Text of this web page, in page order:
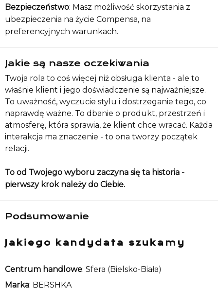
Bezpieczeństwo: Masz możliwość skorzystania z
ubezpieczenia na życie Compensa, na
preferencyjnych warunkach.
Jakie są nasze oczekiwania
Twoja rola to coś więcej niż obsługa klienta - ale to
właśnie klient i jego doświadczenie są najważniejsze.
To uważność, wyczucie stylu i dostrzeganie tego, co
naprawdę ważne. To dbanie o produkt, przestrzeń i
atmosferę, która sprawia, że klient chce wracać. Każda
interakcja ma znaczenie - to ona tworzy początek
relacji.
To od Twojego wyboru zaczyna się ta historia -
pierwszy krok należy do Ciebie.
Podsumowanie
Jakiego kandydata szukamy
Centrum handlowe: Sfera (Bielsko-Biała)
Marka: BERSHKA